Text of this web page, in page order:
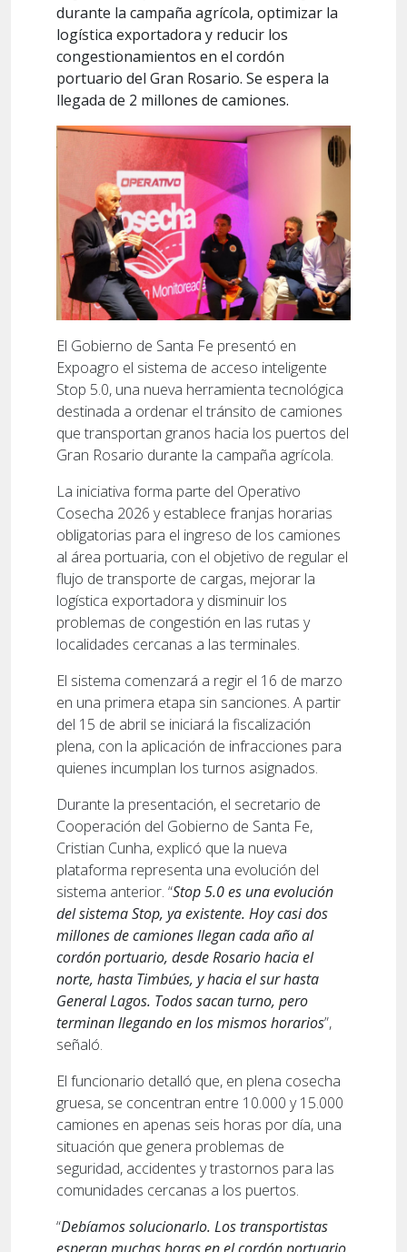
durante la campaña agrícola, optimizar la
logística exportadora y reducir los
congestionamientos en el cordón
portuario del Gran Rosario. Se espera la
llegada de 2 millones de camiones.
El Gobierno de Santa Fe presentó en
Expoagro el sistema de acceso inteligente
Stop 5.0, una nueva herramienta tecnológica
destinada a ordenar el tránsito de camiones
que transportan granos hacia los puertos del
Gran Rosario durante la campaña agrícola.
La iniciativa forma parte del Operativo
Cosecha 2026 y establece franjas horarias
obligatorias para el ingreso de los camiones
al área portuaria, con el objetivo de regular el
flujo de transporte de cargas, mejorar la
logística exportadora y disminuir los
problemas de congestión en las rutas y
localidades cercanas a las terminales.
El sistema comenzará a regir el 16 de marzo
en una primera etapa sin sanciones. A partir
del 15 de abril se iniciará la fiscalización
plena, con la aplicación de infracciones para
quienes incumplan los turnos asignados.
Durante la presentación, el secretario de
Cooperación del Gobierno de Santa Fe,
Cristian Cunha, explicó que la nueva
plataforma representa una evolución del
sistema anterior. “Stop 5.0 es una evolución
del sistema Stop, ya existente. Hoy casi dos
millones de camiones llegan cada año al
cordón portuario, desde Rosario hacia el
norte, hasta Timbúes, y hacia el sur hasta
General Lagos. Todos sacan turno, pero
terminan llegando en los mismos horarios”,
señaló.
El funcionario detalló que, en plena cosecha
gruesa, se concentran entre 10.000 y 15.000
camiones en apenas seis horas por día, una
situación que genera problemas de
seguridad, accidentes y trastornos para las
comunidades cercanas a los puertos.
“Debíamos solucionarlo. Los transportistas